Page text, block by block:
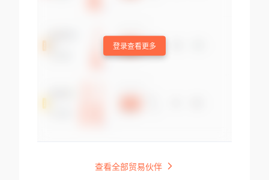
登录查看更多
查看全部贸易伙伴